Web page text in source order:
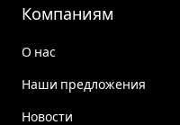
Компаниям
О нас
Наши предложения
Новости